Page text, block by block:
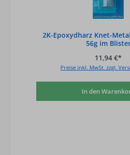
2K-Epoxydharz Knet-
56g im
11,94 €*
Preise inkl. MwSt. zzgl.
In den